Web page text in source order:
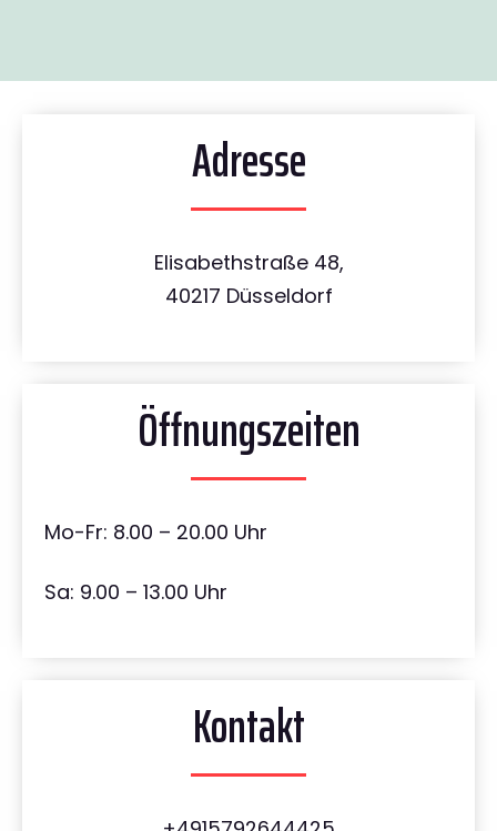
Adresse
Elisabethstraße 48,
40217 Düsseldorf
Öffnungszeiten
Mo-Fr: 8.00 – 20.00 Uhr
Sa: 9.00 – 13.00 Uhr
Kontakt